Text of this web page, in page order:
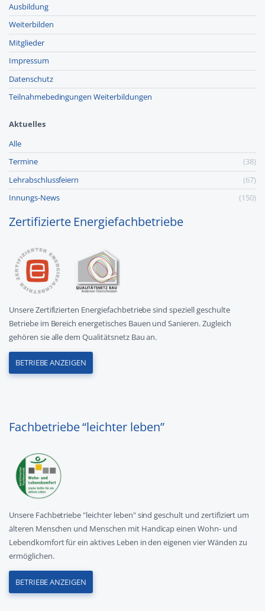
Ausbildung
Weiterbilden
Mitglieder
Impressum
Datenschutz
Teilnahmebedingungen Weiterbildungen
Aktuelles
Alle
Termine
(38)
Lehr­abschluss­feiern
(67)
Innungs-News
(150)
Zertifizierte Energiefachbetriebe
Unsere Zertifizierten Energiefachbetriebe sind speziell geschulte
Betriebe im Bereich energetisches Bauen und Sanieren. Zugleich
gehören sie alle dem Qualitätsnetz Bau an.
BETRIEBE ANZEIGEN
Fachbetriebe “leichter leben”
Unsere Fachbetriebe "leichter leben" sind geschult und zertifiziert um
älteren Menschen und Menschen mit Handicap einen Wohn- und
Lebendkomfort für ein aktives Leben in den eigenen vier Wänden zu
ermöglichen.
BETRIEBE ANZEIGEN